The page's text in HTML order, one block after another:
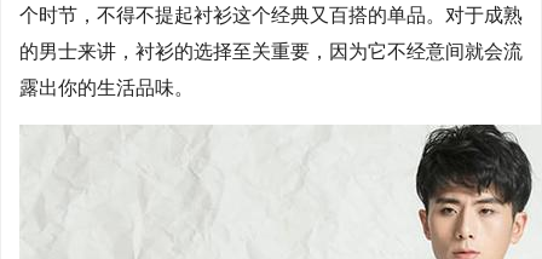
个时节，不得不提起衬衫这个经典又百搭的单品。对于成熟
的男士来讲，衬衫的选择至关重要，因为它不经意间就会流
露出你的生活品味。